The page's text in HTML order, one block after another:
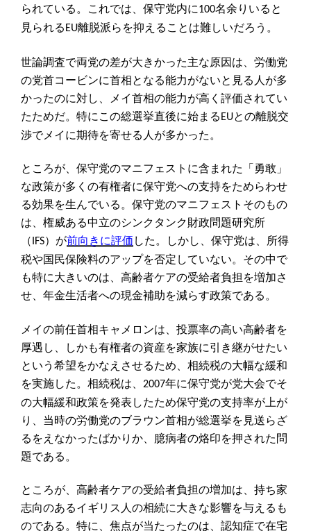
られている。これでは、保守党内に100名余りいると
見られるEU離脱派らを抑えることは難しいだろう。
世論調査で両党の差が大きかった主な原因は、労働党
の党首コービンに首相となる能力がないと見る人が多
かったのに対し、メイ首相の能力が高く評価されてい
たためだ。特にこの総選挙直後に始まる EUとの離脱交
渉でメイに期待を寄せる人が多かった。
ところが、保守党のマニフェストに含まれた「勇敢」
な政策が多くの有権者に保守党への支持をためらわせ
る効果を生んでいる。保守党のマニフェストそのもの
は、権威ある中立のシンクタンク財政問題研究所
（IFS）が前向きに評価 した。しかし、保守党は、所得
税や国民保険料のアップを否定していない。その中で
も特に大きいのは、高齢者ケアの受給者負担を増加さ
せ、年金生活者への現金補助を減らす政策である。
メイの前任首相キャメロンは、投票率の高い高齢者を
厚遇し、しかも有権者の資産を家族に引き継がせたい
という希望をかなえさせるため、相続税の大幅な緩和
を実施した。相続税は、 2007年に保守党が党大会でそ
の大幅緩和政策を発表したため保守党の支持率が上が
り、当時の労働党のブラウン首相が総選挙を見送らざ
るをえなかったばかりか、臆病者の烙印を押された問
題である。
ところが、高齢者ケアの受給者負担の増加は、持ち家
志向のあるイギリス人の相続に大きな影響を与えるも
のである。特に、焦点が当たったのは、認知症で在宅